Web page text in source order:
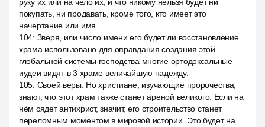
покупать, ни продавать, кроме того, кто имеет это
начертание или имя.
104: Зверя, или число имени его будет ли восстановление
храма использовано для оправдания создания этой
глобальной системы господства многие ортодоксальные
иудеи видят в 3 храме величайшую надежду.
105: Своей веры. Но христиане, изучающие пророчества,
знают, что этот храм также станет ареной великого. Если на
нём сядет антихрист, значит, его строительство станет
переломным моментом в мировой истории. Это будет на